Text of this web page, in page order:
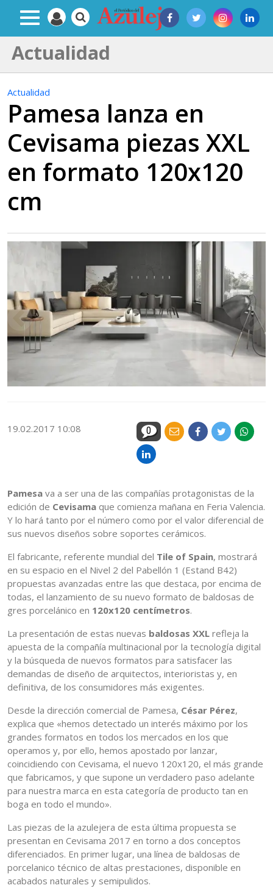
Actualidad
Actualidad
Pamesa lanza en
Cevisama piezas XXL
en formato 120x120
cm
19.02.2017 10:08 0
Pamesa va a ser una de las compañías protagonistas de la
edición de Cevisama que comienza mañana en Feria Valencia.
Y lo hará tanto por el número como por el valor diferencial de
sus nuevos diseños sobre soportes cerámicos.
El fabricante, referente mundial del Tile of Spain, mostrará
en su espacio en el Nivel 2 del Pabellón 1 (Estand B42)
propuestas avanzadas entre las que destaca, por encima de
todas, el lanzamiento de su nuevo formato de baldosas de
gres porcelánico en 120x120 centímetros.
La presentación de estas nuevas baldosas XXL refleja la
apuesta de la compañía multinacional por la tecnología digital
y la búsqueda de nuevos formatos para satisfacer las
demandas de diseño de arquitectos, interioristas y, en
definitiva, de los consumidores más exigentes.
Desde la dirección comercial de Pamesa, César Pérez,
explica que «hemos detectado un interés máximo por los
grandes formatos en todos los mercados en los que
operamos y, por ello, hemos apostado por lanzar,
coincidiendo con Cevisama, el nuevo 120x120, el más grande
que fabricamos, y que supone un verdadero paso adelante
para nuestra marca en esta categoría de producto tan en
boga en todo el mundo».
Las piezas de la azulejera de esta última propuesta se
presentan en Cevisama 2017 en torno a dos conceptos
diferenciados. En primer lugar, una línea de baldosas de
porcelanico técnico de altas prestaciones, disponible en
acabados naturales y semipulidos.